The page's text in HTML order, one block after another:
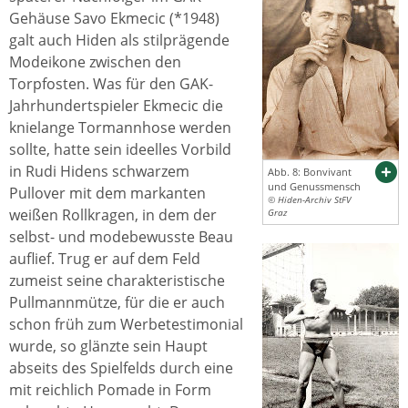
Abb. 8: Bonvivant
und Genussmensch
© Hiden-Archiv StFV
Graz
Gehäuse Savo Ekmecic (*1948)
galt auch Hiden als stilprägende
Modeikone zwischen den
Torpfosten. Was für den GAK-
Jahrhundertspieler Ekmecic die
knielange Tormannhose werden
sollte, hatte sein ideelles Vorbild
in Rudi Hidens schwarzem
Pullover mit dem markanten
weißen Rollkragen, in dem der
selbst- und modebewusste Beau
auflief. Trug er auf dem Feld
zumeist seine charakteristische
Pullmannmütze, für die er auch
schon früh zum Werbetestimonial
wurde, so glänzte sein Haupt
abseits des Spielfelds durch eine
mit reichlich Pomade in Form